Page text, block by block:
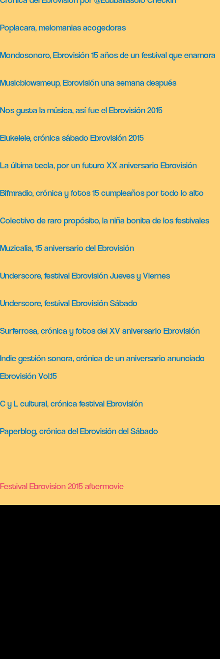
Poplacara, melomanias acogedoras
Mondosonoro, Ebrovisión 15 años de un festival que enamora
Musicblowsmeup, Ebrovisión una semana después
Nos gusta la música, así fue el Ebrovisión 2015
Elukelele, crónica sábado Ebrovisión 2015
La última tecla, por un futuro XX aniversario Ebrovisión
Bifmradio, crónica y fotos 15 cumpleaños por todo lo alto
Colectivo de raro propósito, la niña bonita de los festivales
Muzicalia, 15 aniversario del Ebrovisión
Underscore, festival Ebrovisión Jueves y Viernes
Underscore, festival Ebrovisión Sábado
Surferrosa, crónica y fotos del XV aniversario Ebrovisión
Indie gestión sonora, crónica de un aniversario anunciado
Ebrovisión Vol.15
C y L cultural, crónica festival Ebrovisión
Paperblog, crónica del Ebrovisión del Sábado
Festival Ebrovision 2015 aftermovie